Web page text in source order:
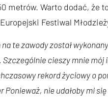
metrów. Warto dodać, że
Festiwal
te zawody został
Szczególnie cieszy mnie
rekord życiowy o
Ponieważ, nie udałoby mi